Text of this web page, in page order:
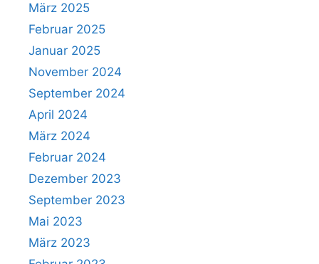
März 2025
Februar 2025
Januar 2025
November 2024
September 2024
April 2024
März 2024
Februar 2024
Dezember 2023
September 2023
Mai 2023
März 2023